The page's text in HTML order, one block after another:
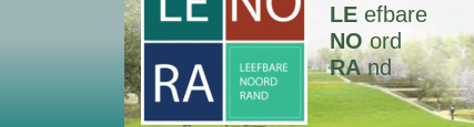
LE efbare
NO ord
RAnd